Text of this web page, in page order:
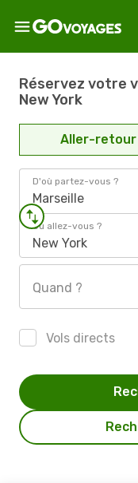
Réservez votre
New York
Aller-retour
D'où partez-vous ?
Marseille
Où allez-vous ?
New York
Quand ?
Vols directs